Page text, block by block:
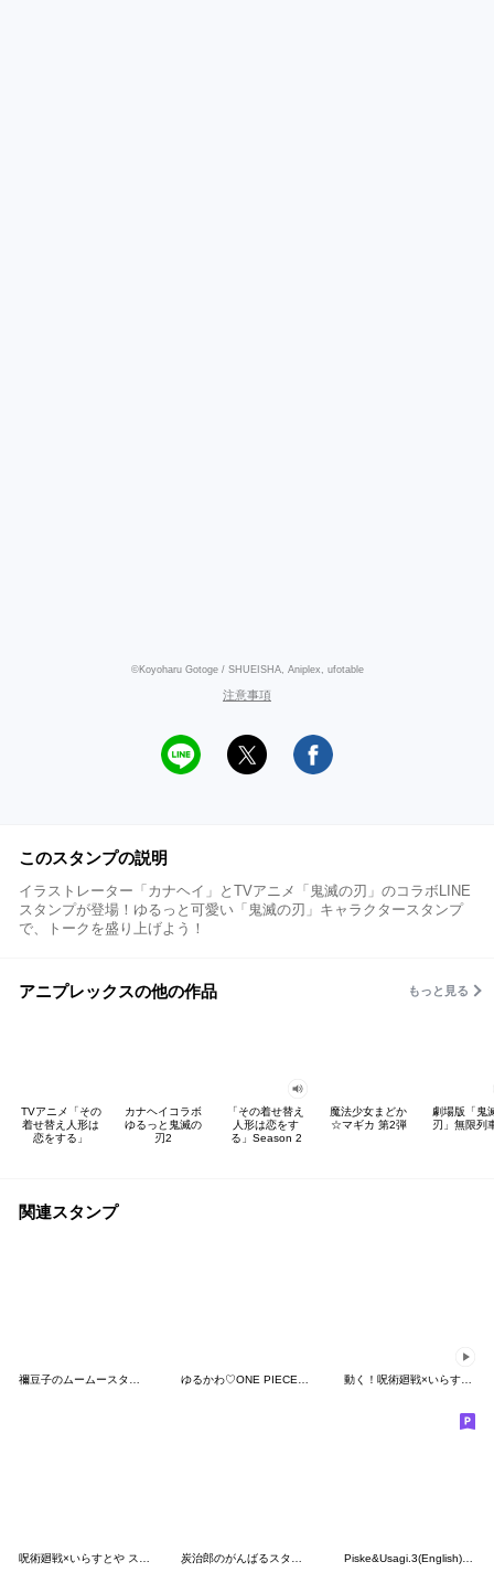
©Koyoharu Gotoge / SHUEISHA, Aniplex, ufotable
注意事項
このスタンプの説明
イラストレーター「カナヘイ」とTVアニメ「鬼滅の刃」のコラボLINE
スタンプが登場！ゆるっと可愛い「鬼滅の刃」キャラクタースタンプ
で、トークを盛り上げよう！
アニプレックスの他の作品 もっと見る
TVアニメ「その
着せ替え人形は
恋をする」
カナヘイコラボ
ゆるっと鬼滅の
刃2
「その着せ替え
人形は恋をす
る」Season 2
魔法少女まどか
☆マギカ 第2弾
劇場版「鬼
刃」無限列
関連スタンプ
禰豆子のムームースタンプ ゆるかわ♡ONE PIECEウタンプ 動く！呪術廻戦×いらすとや スタンプ
Piske&Usagi.3(English) by Kanahei